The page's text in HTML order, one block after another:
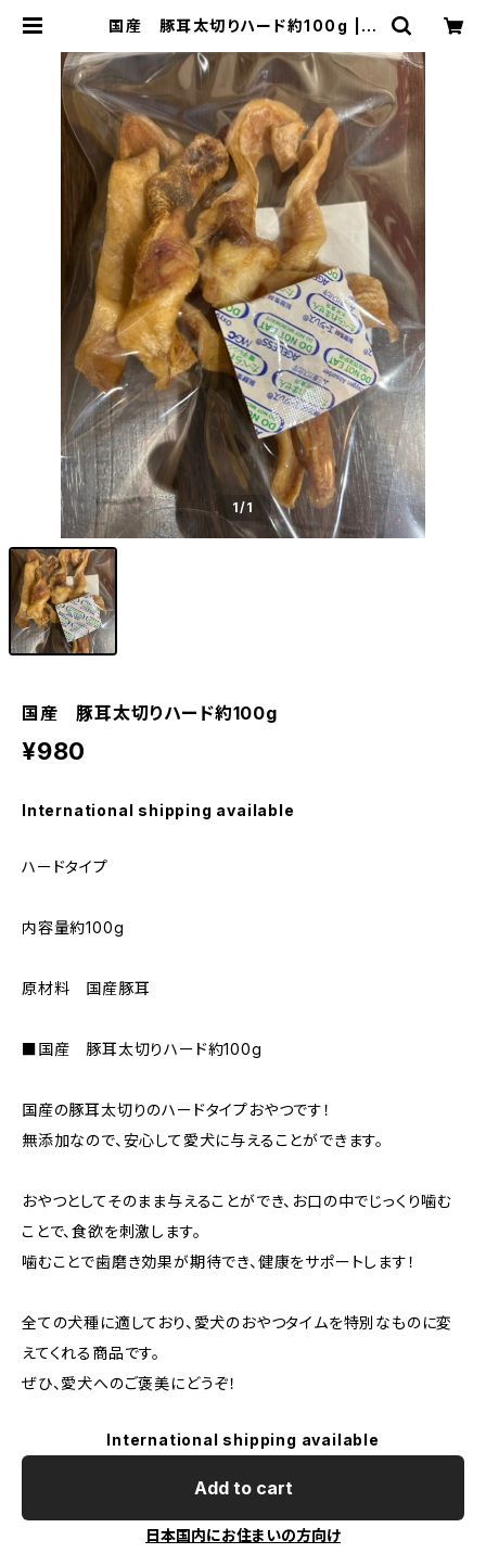
国産 豚耳太切りハード約100g | h
1/1
国産 豚耳太切りハード約100g
¥980
International shipping available
ハードタイプ
内容量約100g
原材料 国産豚耳
■国産 豚耳太切りハード約100g
国産の豚耳太切りのハードタイプおやつです！
無添加なので、安心して愛犬に与えることができます。
おやつとしてそのまま与えることができ、お口の中でじっくり噛む
ことで、食欲を刺激します。
噛むことで歯磨き効果が期待でき、健康をサポートします！
全ての犬種に適しており、愛犬のおやつタイムを特別なものに変
えてくれる商品です。
ぜひ、愛犬へのご褒美にどうぞ！
International shipping available
Add to cart
日本国内にお住まいの方向け